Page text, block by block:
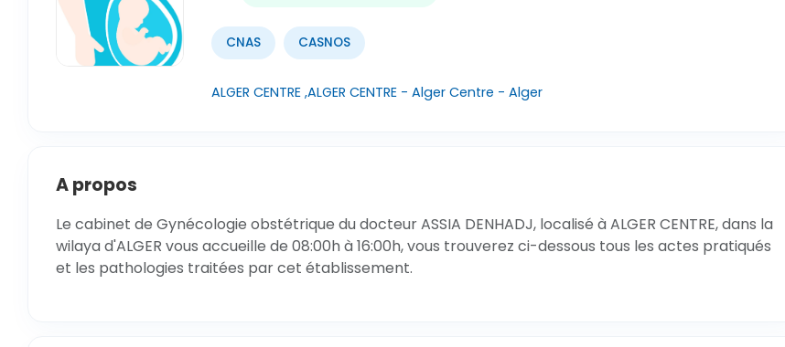
CNAS CASNOS
ALGER CENTRE ,ALGER CENTRE - Alger Centre - Alger
A propos
Le cabinet de Gynécologie obstétrique du docteur ASSIA DENHADJ, localisé à ALGER CENTRE, dans la
wilaya d'ALGER vous accueille de 08:00h à 16:00h, vous trouverez ci-dessous tous les actes pratiqués
et les pathologies traitées par cet établissement.